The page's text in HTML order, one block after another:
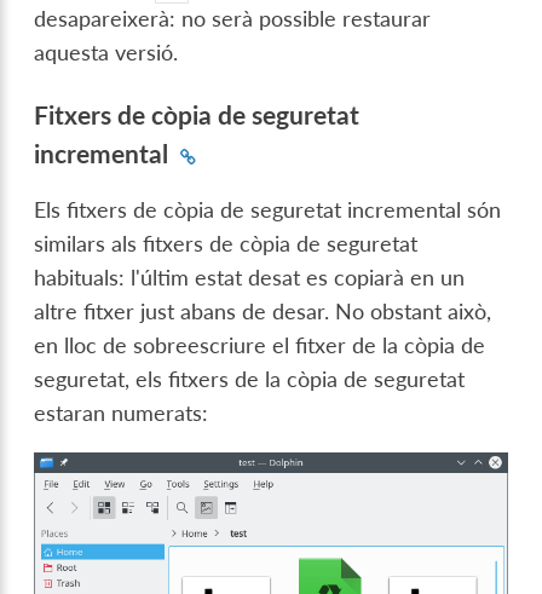
desapareixerà: no serà possible restaurar
aquesta versió.
Fitxers de còpia de seguretat
incremental
Els fitxers de còpia de seguretat incremental són
similars als fitxers de còpia de seguretat
habituals: l'últim estat desat es copiarà en un
altre fitxer just abans de desar. No obstant això,
en lloc de sobreescriure el fitxer de la còpia de
seguretat, els fitxers de la còpia de seguretat
estaran numerats: